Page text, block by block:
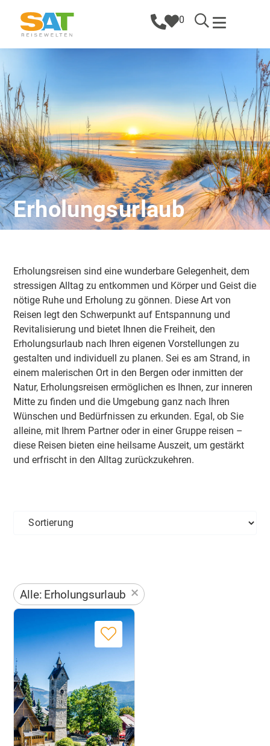
0
Erholungsurlaub
Erholungsreisen sind eine wunderbare Gelegenheit, dem
stressigen Alltag zu entkommen und Körper und Geist die
nötige Ruhe und Erholung zu gönnen. Diese Art von
Reisen legt den Schwerpunkt auf Entspannung und
Revitalisierung und bietet Ihnen die Freiheit, den
Erholungsurlaub nach Ihren eigenen Vorstellungen zu
gestalten und individuell zu planen. Sei es am Strand, in
einem malerischen Ort in den Bergen oder inmitten der
Natur, Erholungsreisen ermöglichen es Ihnen, zur inneren
Mitte zu finden und die Umgebung ganz nach Ihren
Wünschen und Bedürfnissen zu erkunden. Egal, ob Sie
alleine, mit Ihrem Partner oder in einer Gruppe reisen –
diese Reisen bieten eine heilsame Auszeit, um gestärkt
und erfrischt in den Alltag zurückzukehren.
Alle: Erholungsurlaub ×